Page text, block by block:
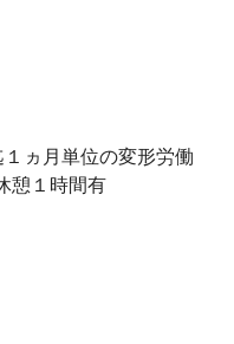
ヵ月単位の変形労働
憩１時間有